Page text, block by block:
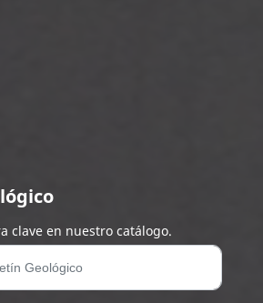
clave en nuestro catálogo.